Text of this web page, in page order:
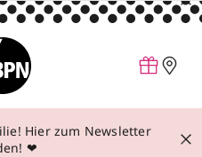
Hier zum Newsletter
❤